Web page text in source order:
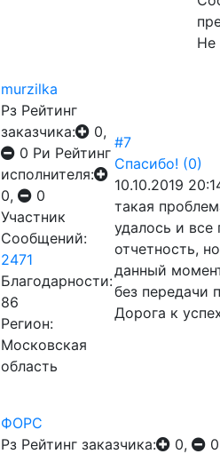
Не
murzilka
Рз Рейтинг
заказчика:
0,
0 Ри Рейтинг
исполнителя:
0,
0
Участник
Сообщений:
2471
Благодарности:
86
Регион:
Московская
область
#7
Спасибо! (0)
10.10.2019
такая
удалось и все
отчетность,
данный
без передачи
Дорога к
ФОРС
Рз Рейтинг заказчика: 0, 0